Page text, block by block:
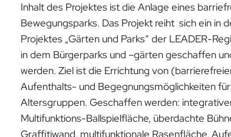
Inhalt des Projektes ist die Anlage eines
Bewegungsparks. Das Projekt reiht sich ein in
Projektes „Gärten und Parks“ der LEADER-
in dem Bürgerparks und –gärten geschaffen
werden. Ziel ist die Errichtung von
Aufenthalts- und Begegnungsmöglichkeiten
Altersgruppen. Geschaffen werden:
Multifunktions-Ballspielfläche, überdachte
Graffitiwand, multifunktionale Rasenfläche,